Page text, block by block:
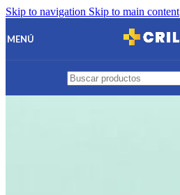
Skip to navigation Skip to main content
MENÚ